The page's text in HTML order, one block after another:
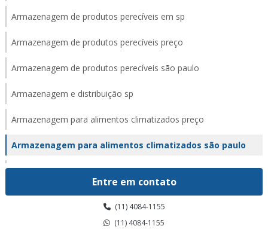
Armazenagem de produtos perecíveis em sp
Armazenagem de produtos perecíveis preço
Armazenagem de produtos perecíveis são paulo
Armazenagem e distribuição sp
Armazenagem para alimentos climatizados preço
Armazenagem para alimentos climatizados são paulo
Armazenagem para alimentos climatizados valor
Armazenagem para alimentos congelados em sp
Armazenagem para alimentos congelados preço
Entre em contato
(11) 4084-1155
(11) 4084-1155